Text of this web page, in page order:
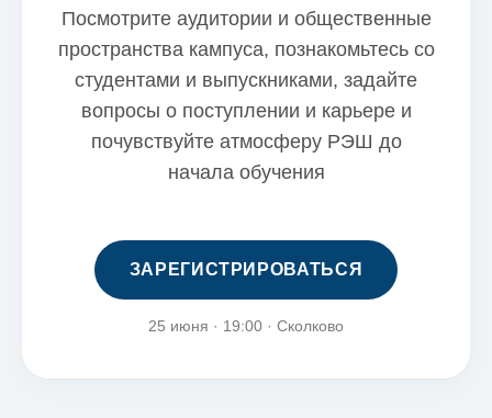
Посмотрите аудитории и общественные
пространства кампуса, познакомьтесь со
студентами и выпускниками, задайте
вопросы о поступлении и карьере и
почувствуйте атмосферу РЭШ до
начала обучения
ЗАРЕГИСТРИРОВАТЬСЯ
25 июня · 19:00 · Сколково